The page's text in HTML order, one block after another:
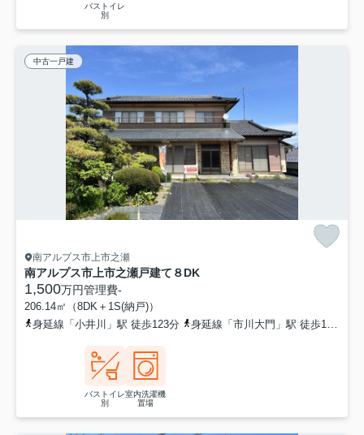
バストイレ
別
中古一戸建
南アルプス市上市之瀬
南アルプス市上市之瀬戸建て８DK
1,500万円管理費-
206.14㎡（8DK＋1S(納戸)）
身延線「小井川」駅 徒歩123分
身延線「市川大門」駅 徒歩126分
バストイレ
別
室内洗濯機
置場